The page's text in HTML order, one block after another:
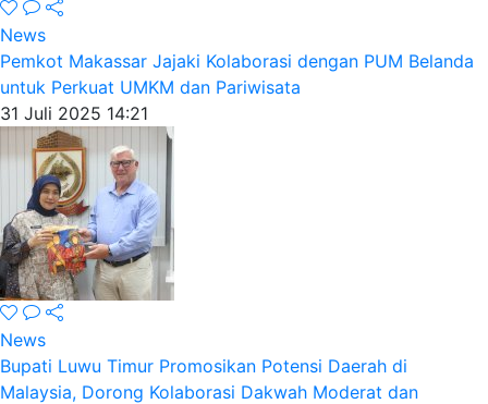
News
Pemkot Makassar Jajaki Kolaborasi dengan PUM Belanda
untuk Perkuat UMKM dan Pariwisata
31 Juli 2025 14:21
News
Bupati Luwu Timur Promosikan Potensi Daerah di
Malaysia, Dorong Kolaborasi Dakwah Moderat dan